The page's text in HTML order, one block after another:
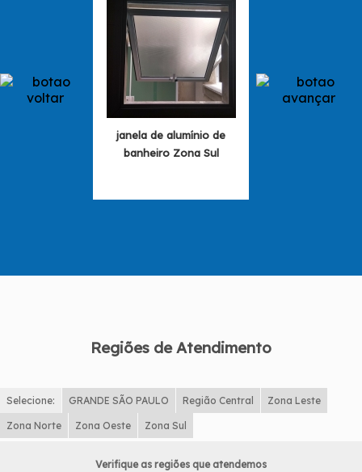
janela de alumínio de
banheiro Zona Sul
Regiões de Atendimento
Selecione: GRANDE SÃO PAULO Região Central Zona Leste
Zona Norte Zona Oeste Zona Sul
Verifique as regiões que atendemos